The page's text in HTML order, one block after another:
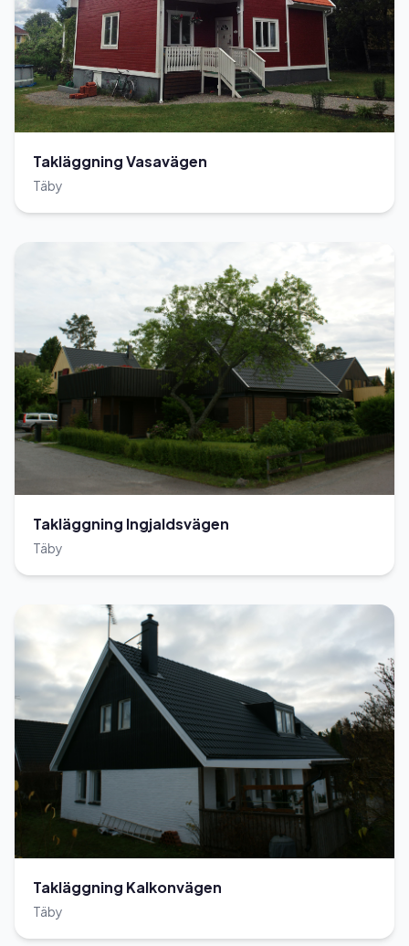
Takläggning Vasavägen
Täby
Takläggning Ingjaldsvägen
Täby
Takläggning Kalkonvägen
Täby